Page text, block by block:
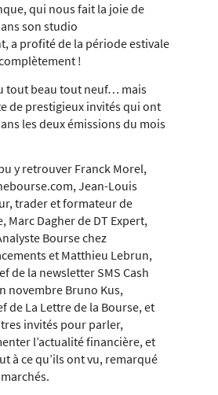
qui nous fait la joie de
son studio
a profité de la période estivale
!
tout beau tout neuf… mais
de prestigieux invités qui ont
les deux émissions du mois
y retrouver Franck Morel,
Jean-Louis
trader et formateur de
Marc Dagher de DT Expert,
Bourse chez
et Matthieu Lebrun,
de la newsletter SMS Cash
novembre Bruno Kus,
de La Lettre de la Bourse, et
invités pour parler,
l’actualité financière, et
à ce qu’ils ont vu, remarqué